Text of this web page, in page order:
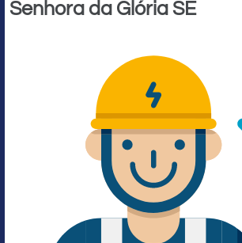
Senhora da Glória SE